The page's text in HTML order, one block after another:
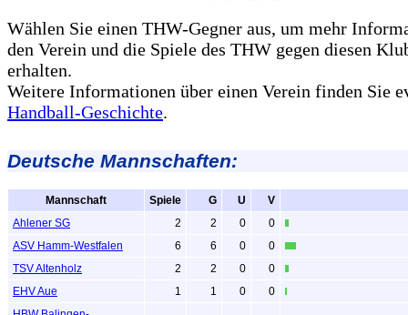
Wählen Sie einen THW-Gegner aus, um mehr
den Verein und die Spiele des THW gegen diesen
erhalten.
Weitere Informationen über einen Verein finden Sie
Handball-Geschichte.
Deutsche Mannschaften:
Mannschaft Spiele G U
V
Ahlener SG
2 2 0
0
ASV Hamm-Westfalen
6 6 0
0
TSV Altenholz
2 2 0
0
EHV Aue
1 1 0
0